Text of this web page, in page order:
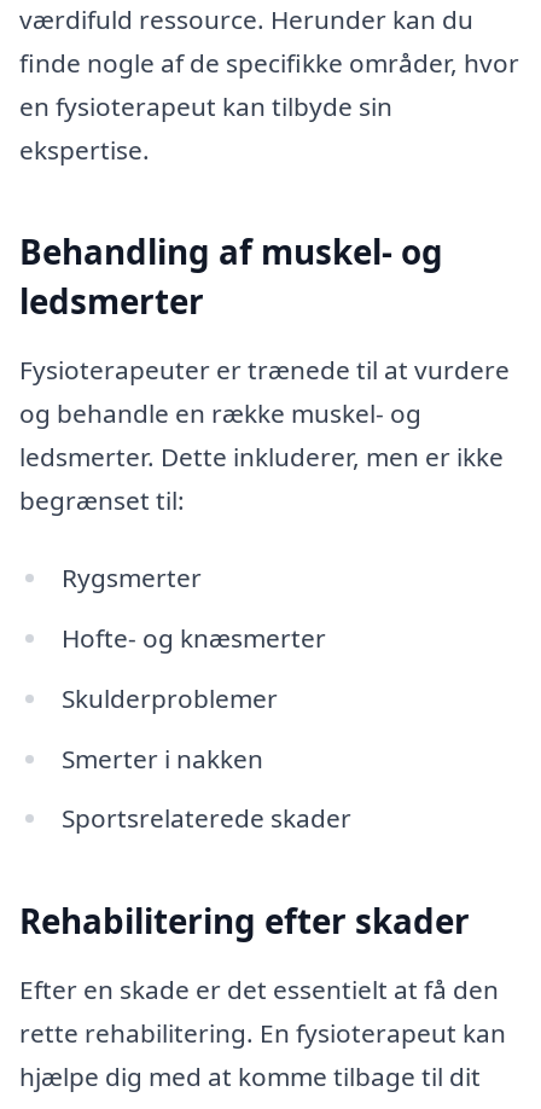
værdifuld ressource. Herunder kan du
finde nogle af de specifikke områder, hvor
en fysioterapeut kan tilbyde sin
ekspertise.
Behandling af muskel- og
ledsmerter
Fysioterapeuter er trænede til at vurdere
og behandle en række muskel- og
ledsmerter. Dette inkluderer, men er ikke
begrænset til:
Rygsmerter
Hofte- og knæsmerter
Skulderproblemer
Smerter i nakken
Sportsrelaterede skader
Rehabilitering efter skader
Efter en skade er det essentielt at få den
rette rehabilitering. En fysioterapeut kan
hjælpe dig med at komme tilbage til dit